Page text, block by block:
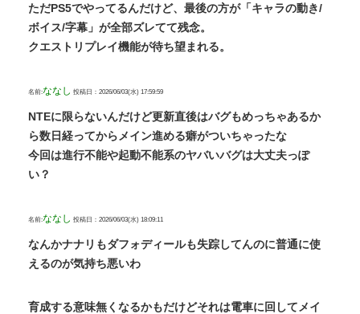
ただPS5でやってるんだけど、最後の方が「キャラの動き/
ボイス/字幕」が全部ズレてて残念。
クエストリプレイ機能が待ち望まれる。
名前:ななし 投稿日：2026/06/03(水) 17:59:59
NTEに限らないんだけど更新直後はバグもめっちゃあるか
ら数日経ってからメイン進める癖がついちゃったな
今回は進行不能や起動不能系のヤバいバグは大丈夫っぽ
い？
名前:ななし 投稿日：2026/06/03(水) 18:09:11
なんかナナリもダフォディールも失踪してんのに普通に使
えるのが気持ち悪いわ
育成する意味無くなるかもだけどそれは電車に回してメイ